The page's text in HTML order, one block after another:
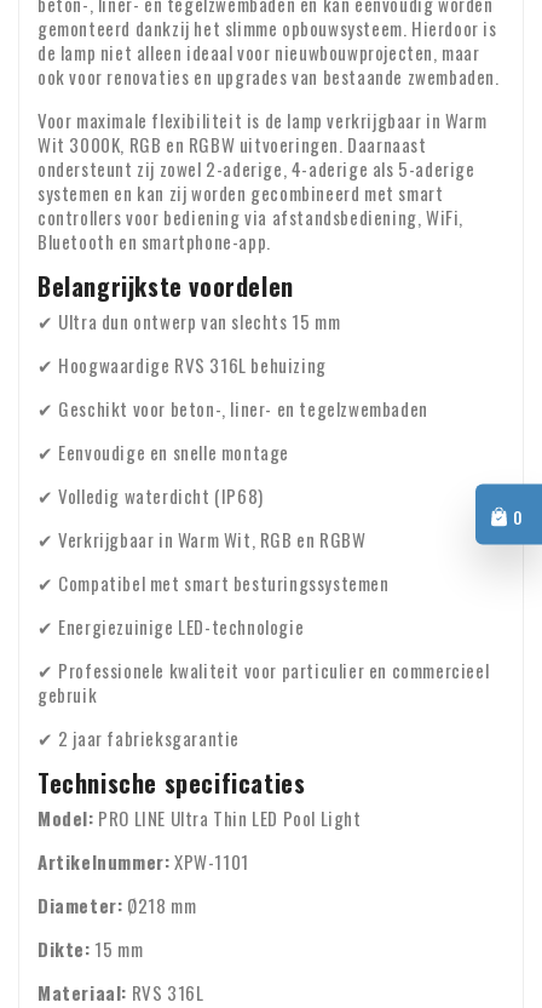
0
bestelnummer en eventuele foto's van de schade.
BTW-verlegging voor zakelijke klanten
Bestelt u vanuit Europa voor zakelijke doeleinden? Dan is
wij geen BTW over de factuur. Uw BTW-nummer wordt
automatisch gecontroleerd. Werkt uw BTW-nummer niet?
Neem dan even contact met ons op.
Voor vragen over verzending of andere zaken kunt u altijd
vrijblijvend contact opnemen via e-mail:info@xpropool.com
gemonteerd dankzij het slimme opbouwsysteem. Hierdoor is
de lamp niet alleen ideaal voor nieuwbouwprojecten, maar
ook voor renovaties en upgrades van bestaande zwembaden.
Voor maximale flexibiliteit is de lamp verkrijgbaar in Warm
Wit 3000K, RGB en RGBW uitvoeringen. Daarnaast
ondersteunt zij zowel 2-aderige, 4-aderige als 5-aderige
systemen en kan zij worden gecombineerd met smart
controllers voor bediening via afstandsbediening, WiFi,
Bluetooth en smartphone-app.
Belangrijkste voordelen
✔ Ultra dun ontwerp van slechts 15 mm
✔ Hoogwaardige RVS 316L behuizing
✔ Geschikt voor beton-, liner- en tegelzwembaden
✔ Eenvoudige en snelle montage
✔ Volledig waterdicht (IP68)
✔ Verkrijgbaar in Warm Wit, RGB en RGBW
✔ Compatibel met smart besturingssystemen
✔ Energiezuinige LED-technologie
✔ Professionele kwaliteit voor particulier en commercieel
gebruik
✔ 2 jaar fabrieksgarantie
Technische specificaties
Model: PRO LINE Ultra Thin LED Pool Light
Artikelnummer:XPW-1101
Diameter: Ø218 mm
Dikte: 15 mm
Materiaal: RVS 316L